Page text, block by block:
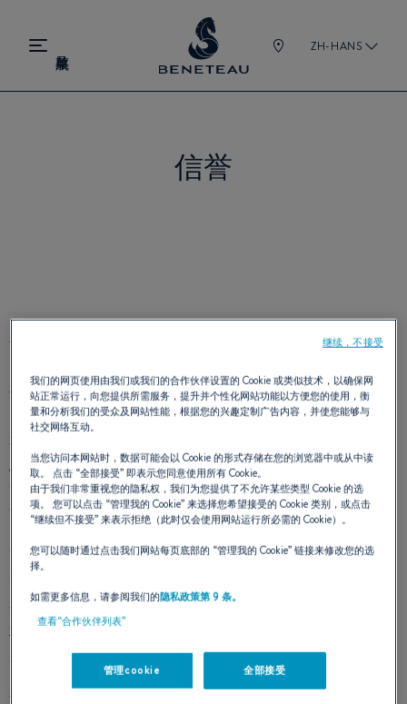
ZH-HANS
信誉
尊重知识产权
本网站上所有的照片、视频、计划、书面内容、新闻稿和信
息，以及标识、软件和任何形式的计算机开发（以下简称 "视
觉"）都受到属于SPBI - BENETEAU公司或已授权使用这些视
觉的第三方的知识产权（版权、品牌等）的保护。
在任何情况下，对本网站的浏览都不能被解释为对这些视觉
的知识产权的转让。
禁止以任何方式全部或部分复制或表述本网站，并构成侵
权。根据法国知识产权法，可对互联网用户进行民事或刑事
对于与上述细节有关的任何问题，我们建议用户与SPBI -
我们的网页使用由我们或我们的合作伙伴设置的 Cookie 或类似技术，以确保网
站正常运行，向您提供所需服务，提升并个性化网站功能以方便您的使用，衡
量和分析我们的受众及网站性能，根据您的兴趣定制广告内容，并使您能够与
社交网络互动。
当您访问本网站时，数据可能会以 Cookie 的形式存储在您的浏览器中或从中读
取。 点击 “全部接受”即表示您同意使用所有 Cookie。
由于我们非常重视您的隐私权，我们为您提供了不允许某些类型 Cookie 的选
项。 您可以点击 “管理我的 Cookie”来选择您希望接受的 Cookie 类别，或点击
“继续但不接受”来表示拒绝（此时仅会使用网站运行所必需的 Cookie）。
您可以随时通过点击我们网站每页底部的 “管理我的 Cookie”链接来修改您的选
择。
如需更多信息，请参阅我们的隐私政策第 9 条。
查看“合作伙伴列表”
管理cookie 全部接受
继续，不接受